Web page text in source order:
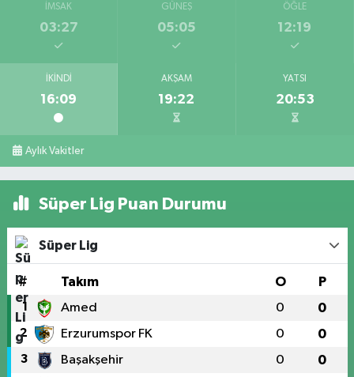
İMSAK
03:27
GÜNEŞ
05:05
ÖĞLE
12:19
İKINDI
16:09
AKŞAM
19:22
YATSI
20:53
Aylık Vakitler
Süper Lig Puan Durumu
Süper Lig
# Takım O P
1 Amed 0 0
2 Erzurumspor FK 0 0
3 Başakşehir 0 0